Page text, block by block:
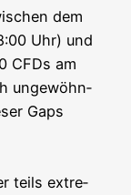
dem
Uhr) und
CFDs am
unge­wöhn­
Gaps
teils extre­